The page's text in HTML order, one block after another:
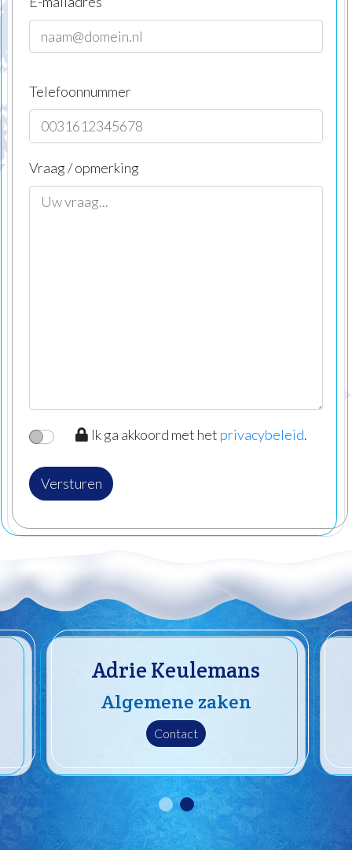
Telefoonnummer
Vraag / opmerking
Ik ga akkoord met het privacybeleid.
Adrie Keulemans
Algemene zaken
Contact